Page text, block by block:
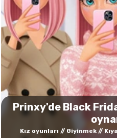
Prinxy'de Black
Kız oyunları Giyinmek